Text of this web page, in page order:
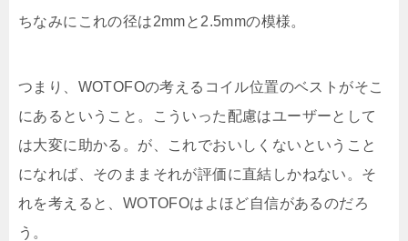
ちなみにこれの径は2mmと2.5mmの模様。
つまり、WOTOFOの考えるコイル位置のベストがそこ
にあるということ。こういった配慮はユーザーとして
は大変に助かる。が、これでおいしくないということ
になれば、そのままそれが評価に直結しかねない。そ
れを考えると、WOTOFOはよほど自信があるのだろ
う。